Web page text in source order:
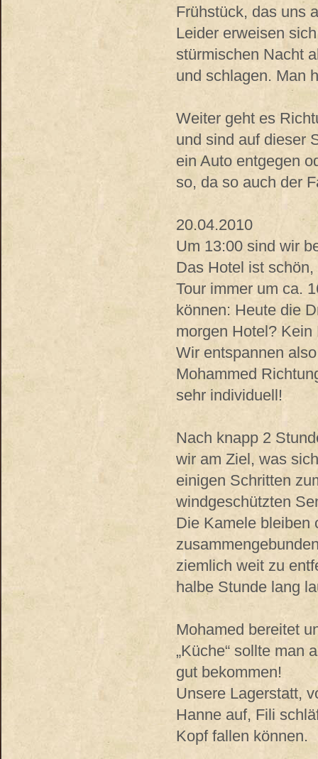
Frühstück, das uns
Leider erweisen
stürmischen Nacht
und schlagen. Man
Weiter geht es
und sind auf dieser
ein Auto entgegen
so, da so auch der
20.04.2010
Um 13:00 sind wir
Das Hotel ist
Tour immer um ca.
können: Heute die
morgen Hotel? Kein
Wir entspannen
Mohammed
sehr individuell!
Nach knapp 2
wir am Ziel, was
einigen Schritten
windgeschützten
Die Kamele bleiben
ziemlich weit zu
halbe Stunde lang
Mohamed bereitet
„Küche“ sollte man
gut bekommen!
Unsere Lagerstatt,
Hanne auf, Fili
Kopf fallen können.